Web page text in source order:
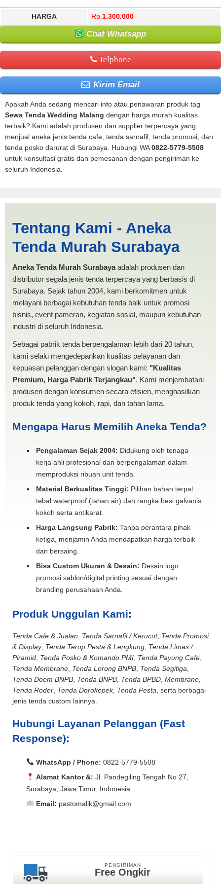
HARGA Rp. 1.300.000
Chat Whatsapp
Telphone
Kirim Email
Apakah Anda sedang mencari info atau penawaran produk tag
Sewa Tenda Wedding Malang dengan harga murah kualitas
terbaik? Kami adalah produsen dan supplier terpercaya yang
menjual aneka jenis tenda cafe, tenda sarnafil, tenda promosi, dan
tenda posko darurat di Surabaya. Hubungi WA0822-5779-5508
untuk konsultasi gratis dan pemesanan dengan pengiriman ke
seluruh Indonesia.
Malang | PRODUKSI ANEKA
TENDA MURAH
Tentang Kami - Aneka
Tenda Murah Surabaya
Aneka Tenda Murah Surabayaadalah produsen dan
distributor segala jenis tenda terpercaya yang berbasis di
Surabaya. Sejak tahun 2004, kami berkomitmen untuk
melayani berbagai kebutuhan tenda baik untuk promosi
bisnis, event pameran, kegiatan sosial, maupun kebutuhan
industri di seluruh Indonesia.
Sebagai pabrik tenda berpengalaman lebih dari 20 tahun,
kami selalu mengedepankan kualitas pelayanan dan
kepuasan pelanggan dengan slogan kami: "Kualitas
Premium, Harga Pabrik Terjangkau". Kami menjembatani
produsen dengan konsumen secara efisien, menghasilkan
produk tenda yang kokoh, rapi, dan tahan lama.
Mengapa Harus Memilih Aneka Tenda?
Pengalaman Sejak 2004: Didukung oleh tenaga
kerja ahli profesional dan berpengalaman dalam
memproduksi ribuan unit tenda.
Material Berkualitas Tinggi: Pilihan bahan terpal
tebal waterproof (tahan air) dan rangka besi galvanis
kokoh serta antikarat.
Harga Langsung Pabrik: Tanpa perantara pihak
ketiga, menjamin Anda mendapatkan harga terbaik
dan bersaing.
Bisa Custom Ukuran & Desain: Desain logo
promosi sablon/digital printing sesuai dengan
branding perusahaan Anda.
Produk Unggulan Kami:
Tenda Cafe & Jualan Tenda Sarnafil / Kerucut, Tenda Promosi
& Display, Tenda Terop Pesta & Lengkung Tenda Limas /
Piramid Tenda Posko & Komando PMI Tenda Payung Cafe
Tenda Membrane Tenda Lorong BNPB Tenda Segitiga
Tenda Doem BNPB Tenda BNPB Tenda BPBD Membrane
Tenda Roder Tenda Dorokepek, Tenda Pesta , serta berbagai
jenis tenda custom lainnya.
Hubungi Layanan Pelanggan (Fast
Response):
WhatsApp / Phone: 0822-5779-5508
Alamat Kantor &: Jl. Pandegiling Tengah No 27,
Surabaya, Jawa Timur, Indonesia
Email: pastomalik@gmail.com
Balikpapan, Banda Aceh, Bandar Lampung, Bandung,
Bandung Barat, Banggai, Banggai Kepulauan, Bangka,
Alor, Ambon, Asahan, Asmat, Badung, Balangan,
Balikpapan, Banda Aceh, Bandar Lampung, Bandung,
PENGIRIMAN
Free Ongkir